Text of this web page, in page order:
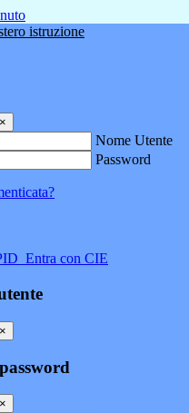
×
Nome Utente
Password
Entra con CIE
×
×